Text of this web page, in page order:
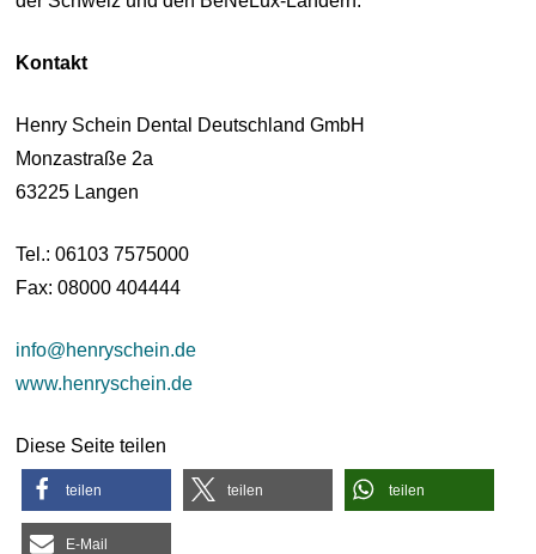
Kontakt
Henry Schein Dental Deutschland GmbH
Monzastraße 2a
63225 Langen
Tel.: 06103 7575000
Fax: 08000 404444
info@henryschein.de
www.henryschein.de
Diese Seite teilen
teilen teilen teilen
E-Mail